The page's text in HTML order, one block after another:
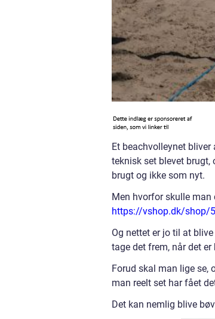
Et beachvolleynet
teknisk set blevet
brugt og ikke som nyt.
Men hvorfor skulle man
https://vshop.dk/shop/
Og nettet er jo til at
tage det frem, når det er
Forud skal man lige se,
man reelt set har fået
Det kan nemlig blive